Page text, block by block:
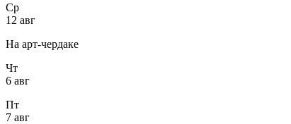
Ср
12 авг
На арт-чердаке
Чт
6 авг
Пт
7 авг